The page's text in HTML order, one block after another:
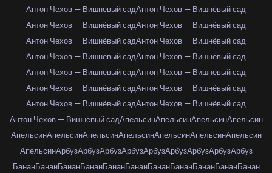
Антон Чехов — Вишнёвый садАнтон Чехов — Вишнёвый сад
Антон Чехов — Вишнёвый садАнтон Чехов — Вишнёвый сад
Антон Чехов — Вишнёвый садАнтон Чехов — Вишнёвый сад
Антон Чехов — Вишнёвый садАнтон Чехов — Вишнёвый сад
Антон Чехов — Вишнёвый садАнтон Чехов — Вишнёвый сад
Антон Чехов — Вишнёвый садАнтон Чехов — Вишнёвый сад
Антон Чехов — Вишнёвый садАнтон Чехов — Вишнёвый сад
Антон Чехов — Вишнёвый садАпельсинАпельсинАпельсинАпельсин
АпельсинАпельсинАпельсинАпельсинАпельсинАпельсинАпельсин
АпельсинАрбузАрбузАрбузАрбузАрбузАрбузАрбузАрбузАрбуз
БананБананБананБананБананБананБананБананБананБананБанан